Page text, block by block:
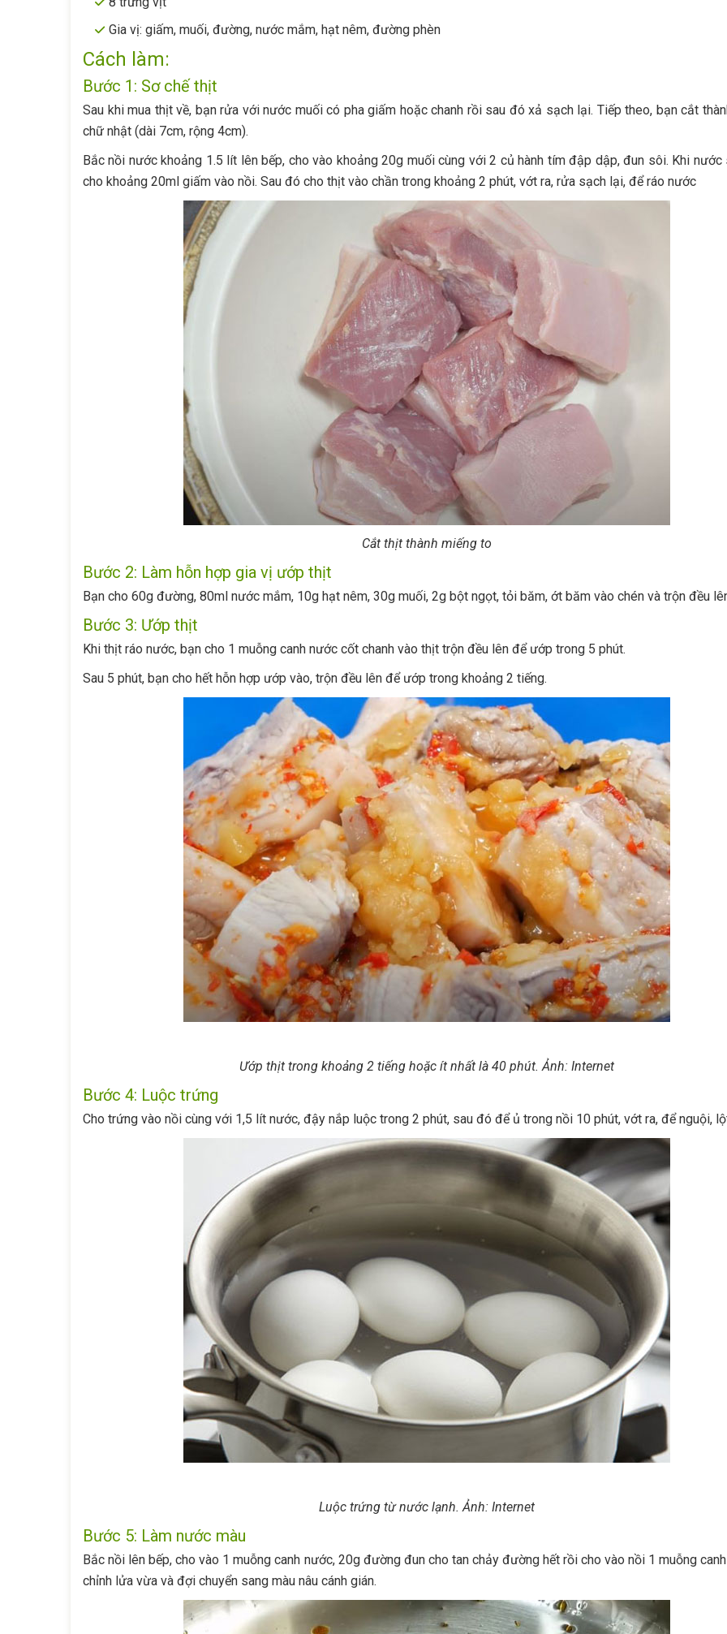
Gia vị: giấm, muối, đường, nước mắm, hạt nêm, đường phèn
Cách làm:
Bước 1: Sơ chế thịt
Sau khi mua thịt về, bạn rửa với nước muối có pha giấm hoặc chanh rồi sau đó xả sạch lại. Tiếp theo, bạn cắt
chữ nhật (dài 7cm, rộng 4cm).
Bắc nồi nước khoảng 1.5 lít lên bếp, cho vào khoảng 20g muối cùng với 2 củ hành tím đập dập, đun sôi. Khi nước
cho khoảng 20ml giấm vào nồi. Sau đó cho thịt vào chần trong khoảng 2 phút, vớt ra, rửa sạch lại, để ráo nước
Cắt thịt thành miếng to
Bước 2: Làm hỗn hợp gia vị ướp thịt
Bạn cho 60g đường, 80ml nước mắm, 10g hạt nêm, 30g muối, 2g bột ngọt, tỏi băm, ớt băm vào chén và trộn đều
Bước 3: Ướp thịt
Khi thịt ráo nước, bạn cho 1 muỗng canh nước cốt chanh vào thịt trộn đều lên để ướp trong 5 phút.
Sau 5 phút, bạn cho hết hỗn hợp ướp vào, trộn đều lên để ướp trong khoảng 2 tiếng.
Ướp thịt trong khoảng 2 tiếng hoặc ít nhất là 40 phút. Ảnh: Internet
Bước 4: Luộc trứng
Cho trứng vào nồi cùng với 1,5 lít nước, đậy nắp luộc trong 2 phút, sau đó để ủ trong nồi 10 phút, vớt ra, để nguội,
Luộc trứng từ nước lạnh. Ảnh: Internet
Bước 5: Làm nước màu
Bắc nồi lên bếp, cho vào 1 muỗng canh nước, 20g đường đun cho tan chảy đường hết rồi cho vào nồi 1 muỗng
chỉnh lửa vừa và đợi chuyển sang màu nâu cánh gián.